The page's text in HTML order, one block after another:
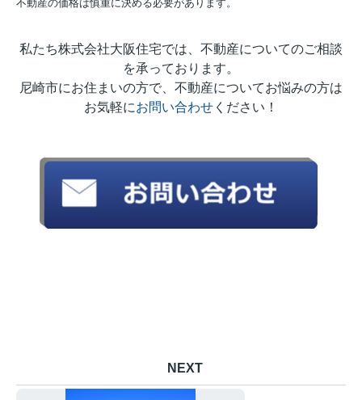
不動産の価格は慎重に決める必要があります。
私たち株式会社大阪住宅では、不動産についてのご相談
を承っております。
尼崎市にお住まいの方で、不動産についてお悩みの方は
お気軽にお問い合わせ ください！
NEXT